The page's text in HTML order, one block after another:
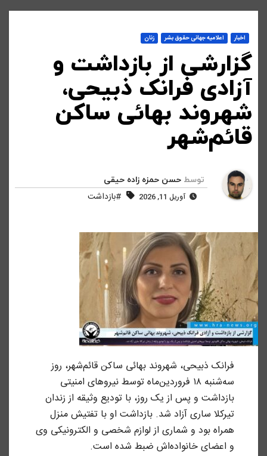
اخبار اعلاميه جهانی حقوق بشر زنان
گزارشی از بازداشت و
آزادی فرانک ذبیحی،
شهروند بهائی ساکن
قائم‌شهر
توسط حسن حمزه زاده حیقی
آوریل 11, 2026 #بازداشت
فرانک ذبیحی، شهروند بهائی ساکن قائم‌شهر، روز
سه‌شنبه ۱۸ فروردین‌ماه توسط نیروهای امنیتی
بازداشت و پس از یک روز، با تودیع وثیقه از زندان
تیرکلا ساری آزاد شد. بازداشت او با تفتیش منزل
همراه بود و شماری از لوازم شخصی و الکترونیکی وی
و اعضای خانواده‌اش ضبط شده است.